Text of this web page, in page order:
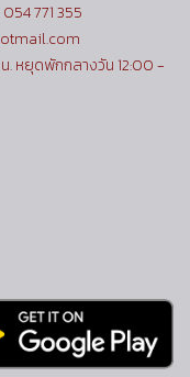
771 355
. หยุดพักกลางวัน 12:00 -